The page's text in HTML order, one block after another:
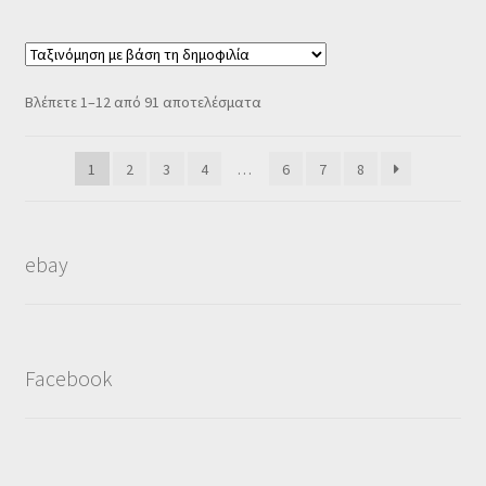
Βλέπετε 1–12 από 91 αποτελέσματαSorted
1
2 3 4 … 6 7 8
ebay
Facebook